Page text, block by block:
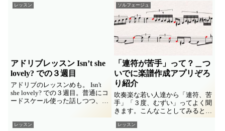
レッスン
アドリブレッスン Isn’t she
lovely? での３週目
アドリブのレッスンめも。 Isn't
she lovely? での３週目。普通にコ
ードスケール使った話しつつ、ブ
ソルフェージュ
「連符が苦手」って？＿つ
いでに楽譜作成アプリぞろ
り紹介
吹奏楽な若い人達から「連符、苦
手」「３度、むずい」ってよく聞
きます。こんなことしてみると割
とスルっと仲良しになれるかも
よ。なぜかついでに楽譜作成ソフ
レッスン レッスン